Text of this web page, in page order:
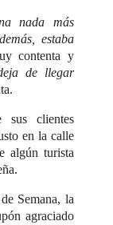
nada más
estaba
contenta y
de llegar
sus clientes
en la calle
algún turista
Semana, la
agraciado